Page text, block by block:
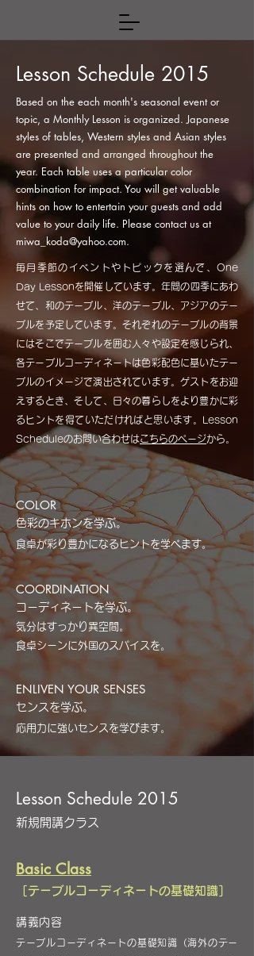
Lesson Schedule 2015
Based on the each month's seasonal event or
topic, a Monthly Lesson is organized. Japanese
styles of tables, Western styles and Asian styles
are presented and arranged throughout the
year. Each table uses a particular color
combination for impact. You will get valuable
hints on how to entertain your guests and add
value to your daily life. Please contact us at
miwa_koda@yahoo.com.
毎月季節のイベントやトピックを選んで、One
Day Lessonを開催しています。年間の四季にあわ
せて、和のテーブル、洋のテーブル、アジアのテー
ブルを予定しています。それぞれのテーブルの背景
にはそこでテーブルを囲む人々や設定を感じられ、
各テーブルコーディネートは色彩配色に基いたテー
ブルのイメージで演出されています。ゲストをお迎
えするとき、そして、日々の暮らしをより豊かに彩
るヒントを得ていただければと思います。Lesson
Scheduleのお問い合わせはこちらのページから。
COLOR
色彩のキホンを学ぶ。
食卓が彩り豊かになるヒントを学べます。
COORDINATION
コーディネートを学ぶ。
気分はすっかり異空間。
食卓シーンに外国のスパイスを。
ENLIVEN YOUR SENSES
センスを学ぶ。
応用力に強いセンスを学びます。
Lesson Schedule 2015
新規開講クラス
Basic Class
［テーブルコーディネートの基礎知識］
講義内容
テーブルコーディネートの基礎知識（海外のテー